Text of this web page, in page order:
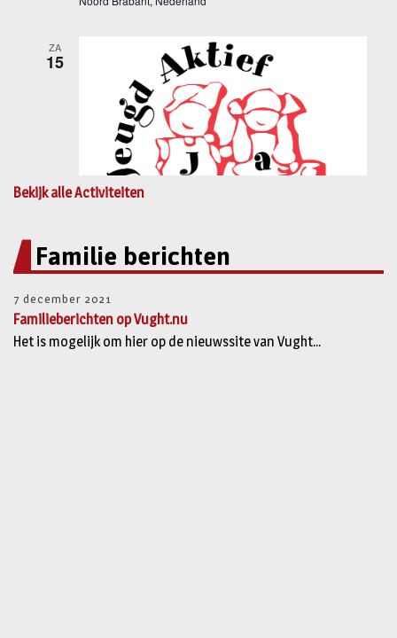
Bekijk alle Activiteiten
Familie berichten
7 december 2021
Familieberichten op Vught.nu
Het is mogelijk om hier op de nieuwssite van Vught...